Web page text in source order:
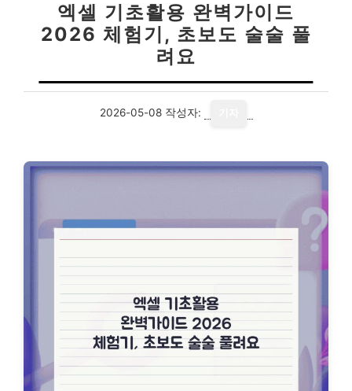
엑셀 기초활용 완벽가이드
2026 체험기, 초보도 술술 풀
려요
2026-05-08 작성자: